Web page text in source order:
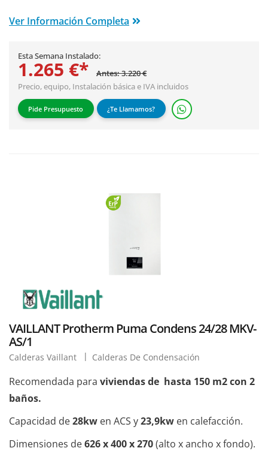
Ver Información Completa
Esta Semana Instalado:
1.265 €*
Antes: 3.220 €
Precio, equipo, Instalación básicae IVA incluidos
Pide Presupuesto ¿Te Llamamos?
VAILLANT Protherm Puma Condens 24/28 MKV-
AS/1
Calderas Vaillant Calderas De Condensación
Recomendada para viviendas de hasta 150 m2 con 2
baños.
Capacidad de28kw en ACS y23,9kw en calefacción.
Dimensiones de626 x 400 x 270(alto x ancho x fondo).